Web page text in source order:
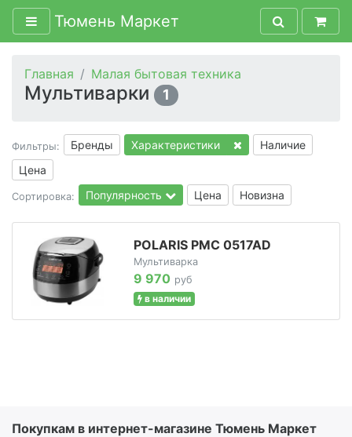
Тюмень Маркет
Главная Малая бытовая техника
Мультиварки 1
Фильтры: Бренды Характеристики
Наличие
Цена
Сортировка: Популярность Цена Новизна
POLARIS PMC 0517AD
Мультиварка
9 970 руб
в наличии
Покупкам в интернет-магазине Тюмень Маркет